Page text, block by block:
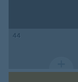
44